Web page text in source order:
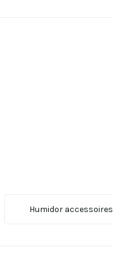
Humidor accessoires